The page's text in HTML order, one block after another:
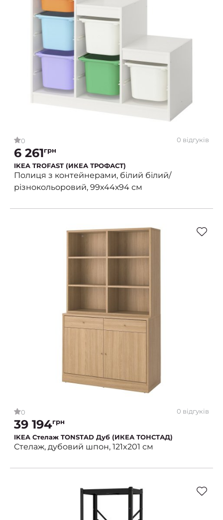
0 0 відгуків
6 261грн
IKEA TROFAST (ИКЕА ТРОФАСТ)
Полиця з контейнерами, білий білий/
різнокольоровий, 99х44х94 см
0 0 відгуків
39 194грн
IKEA Стелаж TONSTAD Дуб (ИКЕА ТОНСТАД)
Стелаж, дубовий шпон, 121x201 см